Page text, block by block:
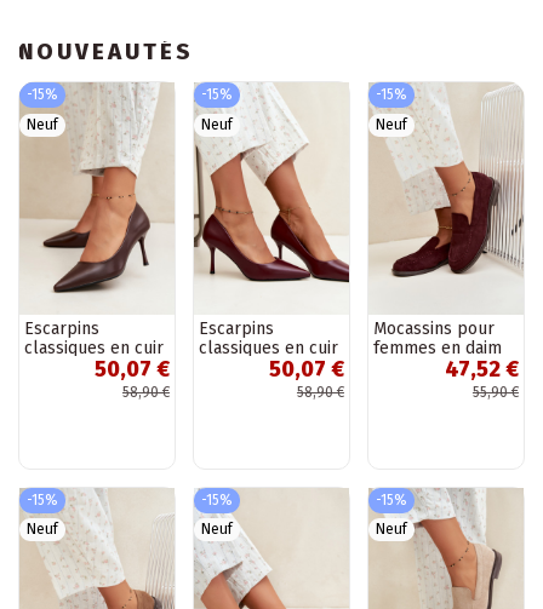
NOUVEAUTÉS
-15%
Neuf
Escarpins
classiques en cuir
synthétique,
couleur chocolat
50,07 €
58,90 €
-15%
Neuf
Escarpins
classiques en cuir
synthétique,
couleur bordeaux
50,07 €
58,90 €
-15%
Neuf
Mocassins pour
femmes en daim
synthétique,
couleur bordeaux
47,52 €
55,90 €
-15%
Neuf
-15%
Neuf
-15%
Neuf